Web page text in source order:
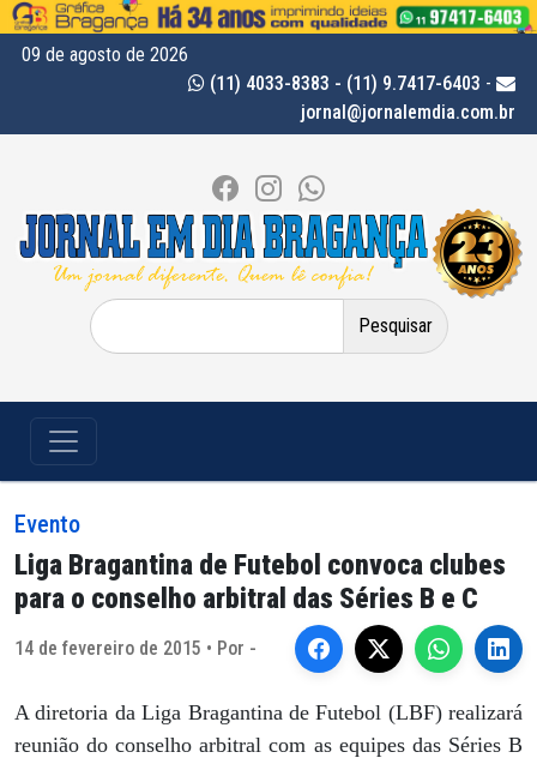
09 de agosto de 2026
(11) 4033-8383 - (11) 9.7417-6403 -
jornal@jornalemdia.com.br
Pesquisar
por:
Evento
Liga Bragantina de Futebol convoca clubes
para o conselho arbitral das Séries B e C
14 de fevereiro de 2015 • Por -
A diretoria da Liga Bragantina de Futebol (LBF) realizará
reunião do conselho arbitral com as equipes das Séries B